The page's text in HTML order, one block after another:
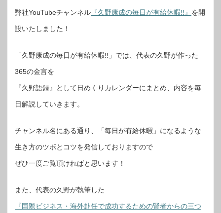
弊社YouTubeチャンネル 『久野康成の毎日が有給休暇!!』 を開
設いたしました！
「久野康成の毎日が有給休暇!!」では、代表の久野が作った
365の金言を
『久野語録』として日めくりカレンダーにまとめ、内容を毎
日解説していきます。
チャンネル名にある通り、「毎日が有給休暇」になるような
生き方のツボとコツを発信しておりますので
ぜひ一度ご覧頂ければと思います！
また、代表の久野が執筆した
『国際ビジネス・海外赴任で成功するための賢者からの三つ